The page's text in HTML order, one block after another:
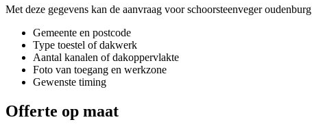
Met deze gegevens kan de aanvraag voorschoorsteenveger oudenburg
Gemeente en postcode
Type toestel of dakwerk
Aantal kanalen of dakoppervlakte
Foto van toegang en werkzone
Gewenste timing
Offerte op maat